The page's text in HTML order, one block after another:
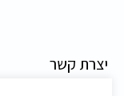
יצרת קשר